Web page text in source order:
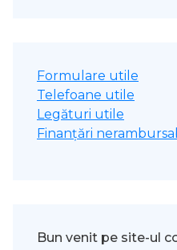
Formulare utile
Telefoane utile
Legături utile
Finanțări
Bun venit pe site-ul